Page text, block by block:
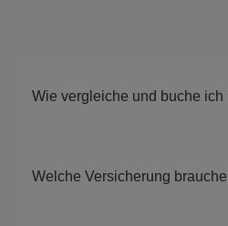
Wie vergleiche und buche
Welche Versicherung